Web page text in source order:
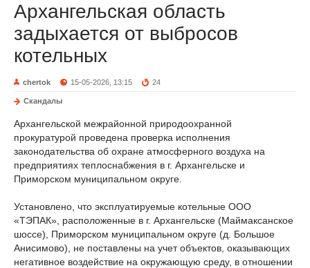
Архангельская область
задыхается от выбросов
котельных
chertok 15-05-2026, 13:15 24
Скандалы
Архангельской межрайонной природоохранной
прокуратурой проведена проверка исполнения
законодательства об охране атмосферного воздуха на
предприятиях теплоснабжения в г. Архангельске и
Приморском муниципальном округе.
Установлено, что эксплуатируемые котельные ООО
«ТЭПАК», расположенные в г. Архангельске (Маймаксанское
шоссе), Приморском муниципальном округе (д. Большое
Анисимово), не поставлены на учет объектов, оказывающих
негативное воздействие на окружающую среду, в отношении